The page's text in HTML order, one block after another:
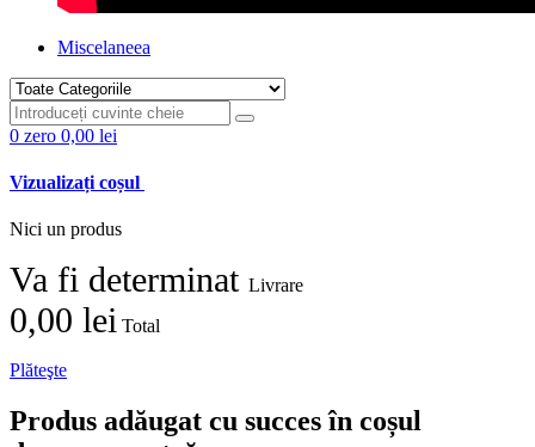
Miscelaneea
0 zero 0,00 lei
Vizualizați coșul
Nici un produs
Va fi determinat Livrare
0,00 lei Total
Plăteşte
Produs adăugat cu succes în coșul